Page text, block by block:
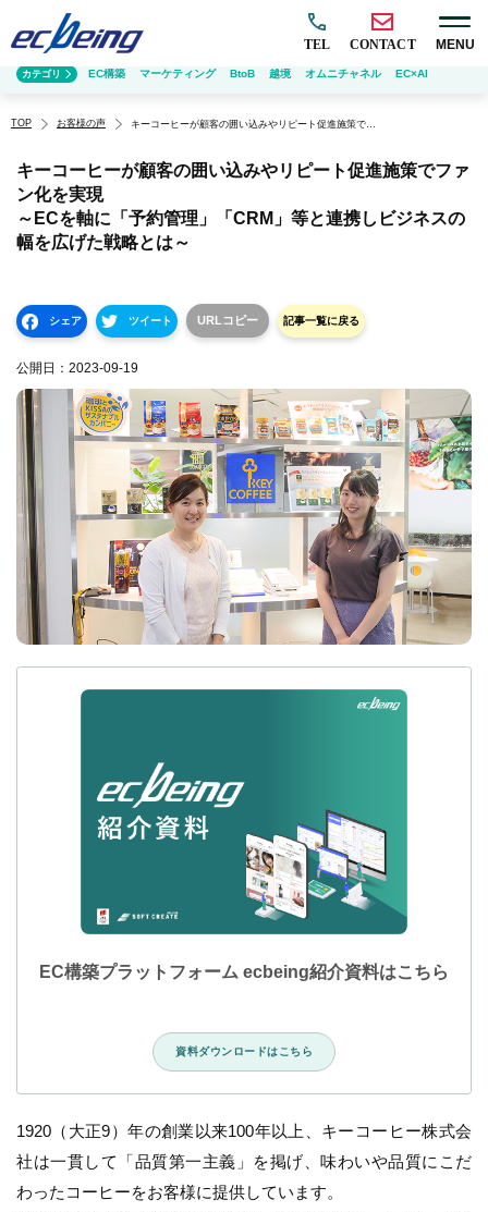
TEL CONTACT MENU
TOP お客様の声
キーコーヒーが顧客の囲い込みやリピート促進施策でファン化を実現
キーコーヒーが顧客の囲い込みやリピート促進施策でファ
ン化を実現
～ECを軸に「予約管理」「CRM」等と連携しビジネスの
幅を広げた戦略とは～
シェア ツイート URLコピー 記事一覧に戻る
公開日： 2023-09-19
EC構築プラットフォーム ecbeing紹介資料はこちら
資料ダウンロードはこちら
1920（大正9）年の創業以来100年以上、キーコーヒー株式会
社は一貫して「品質第一主義」を掲げ、味わいや品質にこだ
わったコーヒーをお客様に提供しています。
カテゴリ EC構築 マーケティング BtoB 越境 オムニチャネル EC×AI